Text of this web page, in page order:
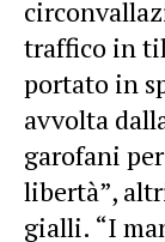
traffico in
portato in
avvolta
garofani
libertà”,
gialli. “I